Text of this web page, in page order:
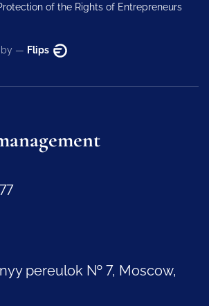
of the Rights of Entrepreneurs
by — Flips
pereulok № 7, Moscow,